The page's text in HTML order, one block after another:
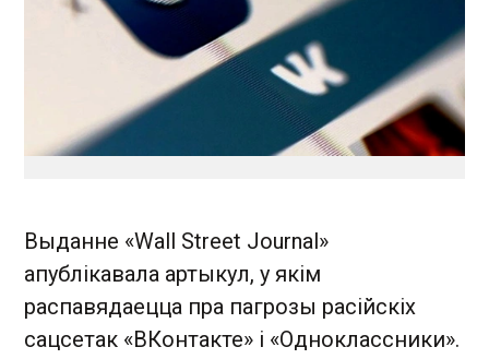
Выданне «Wall Street Journal»
апублікавала артыкул, у якім
распавядаецца пра пагрозы расійскіх
сацсетак «ВКонтакте» і «Одноклассники».